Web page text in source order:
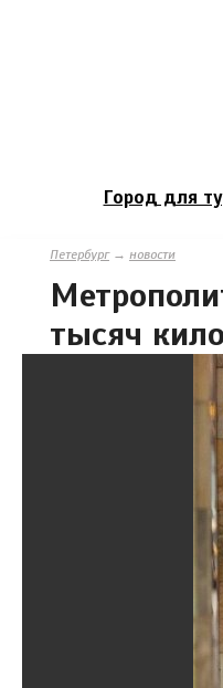
Город для
Петербург→ новости
тысяч